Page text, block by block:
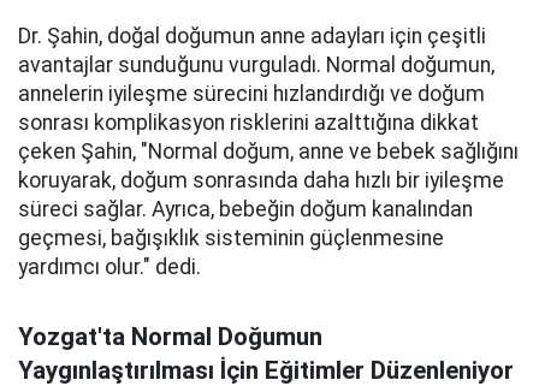
Dr. Şahin, doğal doğumun anne adayları için çeşitli
avantajlar sunduğunu vurguladı. Normal doğumun,
annelerin iyileşme sürecini hızlandırdığı ve doğum
sonrası komplikasyon risklerini azalttığına dikkat
çeken Şahin, "Normal doğum, anne ve bebek sağlığını
koruyarak, doğum sonrasında daha hızlı bir iyileşme
süreci sağlar. Ayrıca, bebeğin doğum kanalından
geçmesi, bağışıklık sisteminin güçlenmesine
yardımcı olur." dedi.
Yozgat'ta Normal Doğumun
Yaygınlaştırılması İçin Eğitimler Düzenleniyor